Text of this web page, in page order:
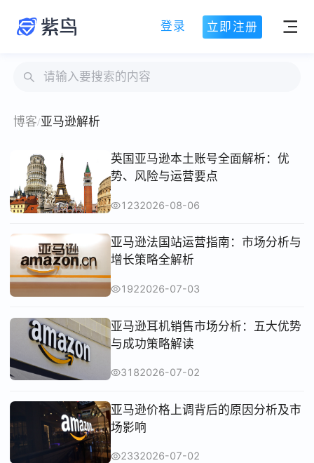
登录 立即注册
博客/亚马逊解析
英国亚马逊本土账号全面解析：优
势、风险与运营要点
1232026-08-06
亚马逊法国站运营指南：市场分析与
增长策略全解析
1922026-07-03
亚马逊耳机销售市场分析：五大优势
与成功策略解读
3182026-07-02
亚马逊价格上调背后的原因分析及市
场影响
2332026-07-02